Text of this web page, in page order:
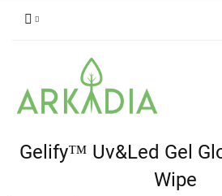
Gelify™ Uv&Led Gel
Wipe